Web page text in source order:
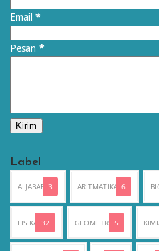
Email*
Pesan*
Label
ALJABAR 3 ARITMATIKA 6
FISIKA 32 GEOMETRI 5